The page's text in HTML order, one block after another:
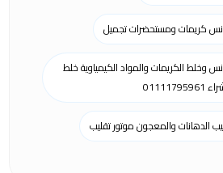
كريمات ومستحضرات تجميل
وخلط الكريمات والمواد الكيمياوية خلط
الدهانات والمعجون موتور تقليب